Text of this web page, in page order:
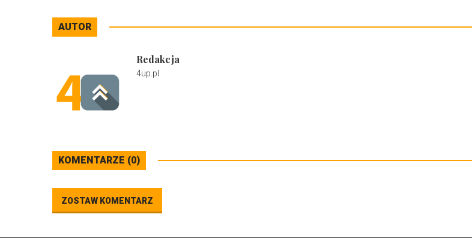
AUTOR
Redakcja
4up.pl
KOMENTARZE (0)
ZOSTAW KOMENTARZ